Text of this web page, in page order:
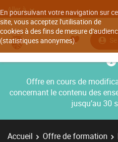
En poursuivant votre navigation sur ce
site, vous acceptez l'utilisation de
cookies à des fins de mesure
(statistiques anonymes).
Aller à
Offre en cours de
concernant le contenu des
jusqu’au 30
Accueil Offre de formation